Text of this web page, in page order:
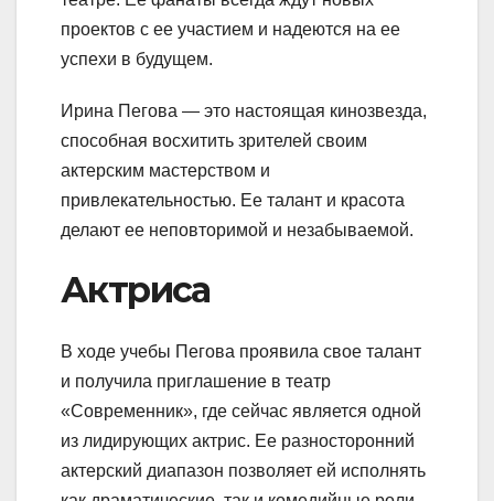
проектов с ее участием и надеются на ее
успехи в будущем.
Ирина Пегова — это настоящая кинозвезда,
способная восхитить зрителей своим
актерским мастерством и
привлекательностью. Ее талант и красота
делают ее неповторимой и незабываемой.
Актриса
В ходе учебы Пегова проявила свое талант
и получила приглашение в театр
«Современник», где сейчас является одной
из лидирующих актрис. Ее разносторонний
актерский диапазон позволяет ей исполнять